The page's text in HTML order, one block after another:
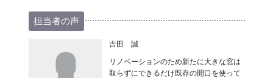
担当者の声
吉田 誠
リノベーションのため新たに大きな窓は
取らずにできるだけ既存の開口を使って